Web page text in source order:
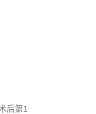
后第1